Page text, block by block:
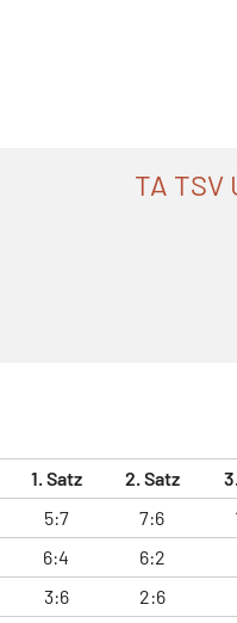
TA TSV
1. Satz 2. Satz
5:7 7:6
6:4 6:2
3:6 2:6